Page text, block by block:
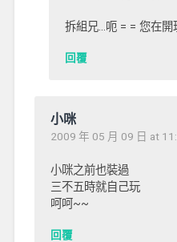
拆組兄…呃 = = 您在開
回覆
小咪
2009 年 05 月 09 日 at
小咪之前也裝過
三不五時就自己玩
呵呵~~
回覆